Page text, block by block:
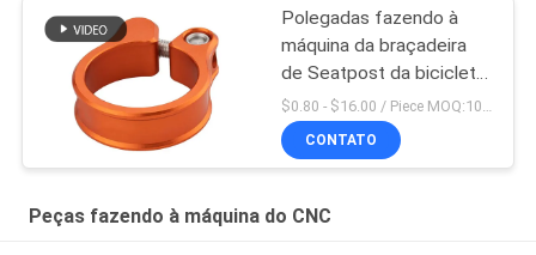
Polegadas fazendo à
máquina da braçadeira
de Seatpost da bicicleta
5 x 4 das peças do CNC
da precisão
CONTATO
Peças fazendo à máquina do CNC